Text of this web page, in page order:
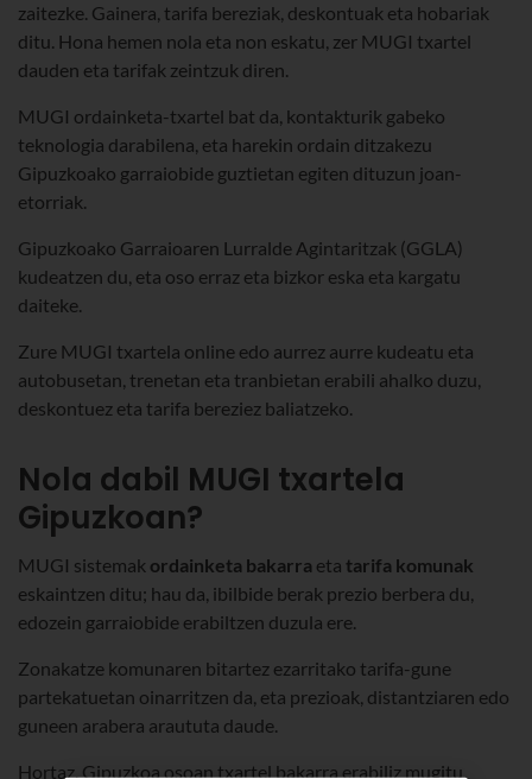
zaitezke. Gainera, tarifa bereziak, deskontuak eta hobariak
ditu. Hona hemen nola eta non eskatu, zer MUGI txartel
dauden eta tarifak zeintzuk diren.
MUGI ordainketa-txartel bat da, kontakturik gabeko
teknologia darabilena, eta harekin ordain ditzakezu
Gipuzkoako garraiobide guztietan egiten dituzun joan-
etorriak.
Gipuzkoako Garraioaren Lurralde Agintaritzak (GGLA)
kudeatzen du, eta oso erraz eta bizkor eska eta kargatu
daiteke.
Zure MUGI txartela online edo aurrez aurre kudeatu eta
autobusetan, trenetan eta tranbietan erabili ahalko duzu,
deskontuez eta tarifa bereziez baliatzeko.
Nola dabil MUGI txartela
Gipuzkoan?
MUGI sistemak ordainketa bakarra eta tarifa komunak
eskaintzen ditu; hau da, ibilbide berak prezio berbera du,
edozein garraiobide erabiltzen duzula ere.
Zonakatze komunaren bitartez ezarritako tarifa-gune
partekatuetan oinarritzen da, eta prezioak, distantziaren edo
guneen arabera araututa daude.
Hortaz, Gipuzkoa osoan txartel bakarra erabiliz mugitu